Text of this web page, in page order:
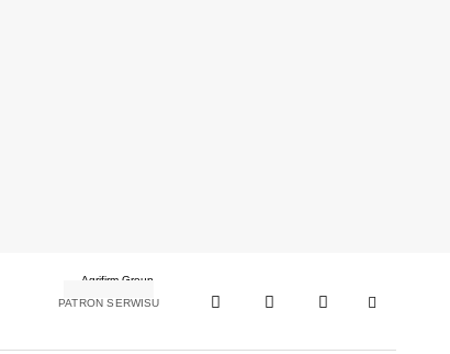
PATRON SERWISU